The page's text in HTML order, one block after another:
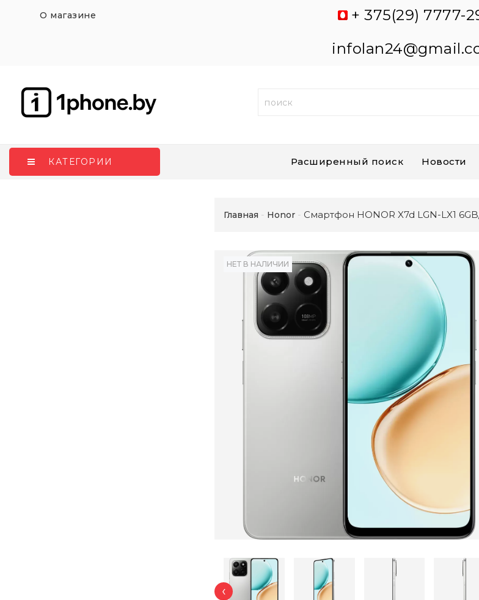
О магазине
+ 375(29) 7777-
КАТЕГОРИИ Расширенный поиск Новости
Главная Honor Смартфон HONOR X7d LGN-LX1
НЕТ В НАЛИЧИИ
‹